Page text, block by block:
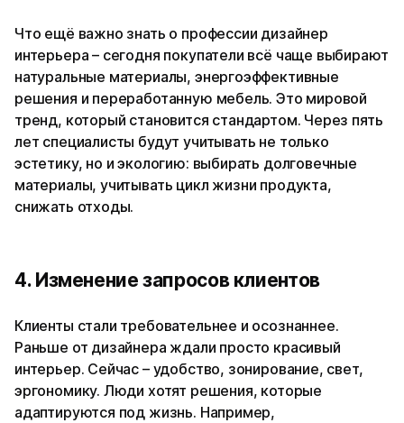
Что ещё важно знать о профессии дизайнер
интерьера – сегодня покупатели всё чаще выбирают
натуральные материалы, энергоэффективные
решения и переработанную мебель. Это мировой
тренд, который становится стандартом. Через пять
лет специалисты будут учитывать не только
эстетику, но и экологию: выбирать долговечные
материалы, учитывать цикл жизни продукта,
снижать отходы.
4. Изменение запросов клиентов
Клиенты стали требовательнее и осознаннее.
Раньше от дизайнера ждали просто красивый
интерьер. Сейчас – удобство, зонирование, свет,
эргономику. Люди хотят решения, которые
адаптируются под жизнь. Например,